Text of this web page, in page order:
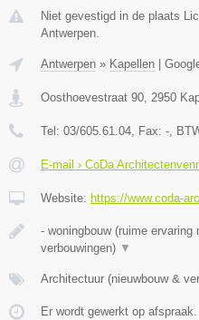
Niet gevestigd in de plaats
Antwerpen.
Antwerpen » Kapellen
Oosthoevestraat 90, 2950
Tel: 03/605.61.04, Fax: -,
E-mail › CoDa
Website: https://www.coda-
- woningbouw (ruime ervaring
verbouwingen) ▼
Architectuur (nieuwbouw &
Er wordt gewerkt op afspraak.